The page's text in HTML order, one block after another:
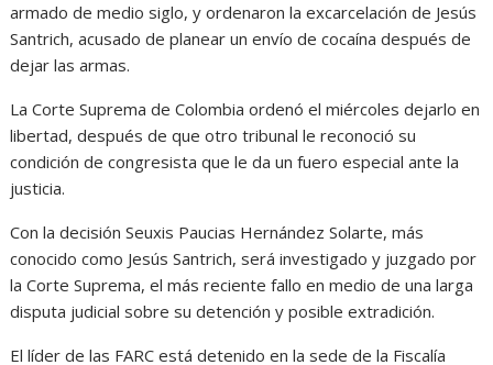
armado de medio siglo, y ordenaron la excarcelación de Jesús
Santrich, acusado de planear un envío de cocaína después de
dejar las armas.
La Corte Suprema de Colombia ordenó el miércoles dejarlo en
libertad, después de que otro tribunal le reconoció su
condición de congresista que le da un fuero especial ante la
justicia.
Con la decisión Seuxis Paucias Hernández Solarte, más
conocido como Jesús Santrich, será investigado y juzgado por
la Corte Suprema, el más reciente fallo en medio de una larga
disputa judicial sobre su detención y posible extradición.
El líder de las FARC está detenido en la sede de la Fiscalía